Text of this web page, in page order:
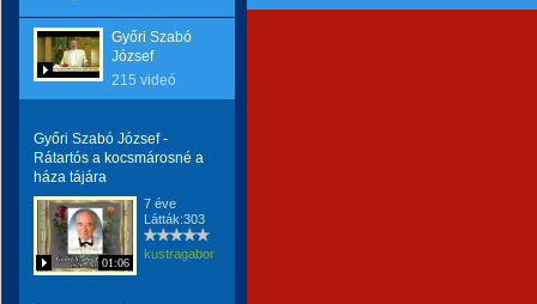
Győri Szabó
József
215 videó
Győri Szabó József -
Rátartós a kocsmárosné a
háza tájára
01:06
7 éve
Látták:303
kustragabor